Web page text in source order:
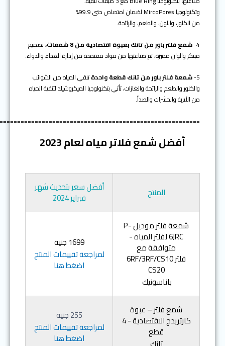
وتكنولوجيا MircoPores لضمان امتصاص حتى 99.9%
من الكلور، واللون، والطعم، والرائحة.
4- شمع فلتر باور من تانك بعبوة اقتصادية من 8 شمعات،
تصميم
مبتكر والوان مميزة، تم صناعتها من مواد معتمدة من إدارة الغذاء والدواء.
5- شمعة فلتر باور من تانك قطعة واحدةتنقي المياه من الشوائب
والكلور والطعم والرائحة والغازات، تأتي بتكنولوجيا الميكروشيلد لتنقية المياه
من الأتربة والحشرات والصدأ.
أفضل شمع فلاتر مياه لعام 2023
المنتج أفضل سعر بتحديث شهر
فبراير 2024
شمعة فلتر موديل P-
6JRC لفلتر المياه -
متوافقة مع
فلتر 6RF/3RF/CS10
CS20
باناسونيك
‎1699 جنيه
لمراجعة تقييمات المنتج
اضغط هنا
شمع فلتر – عبوة
كارتريدج الاقتصادية - 4
قطع
‎255 جنيه
لمراجعة تقييمات المنتج
اضغط هنا